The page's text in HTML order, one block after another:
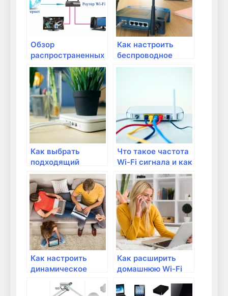
Обзор
распространенных
моделей роутеров
Как настроить
беспроводное
соединение Wi-Fi в
Как выбрать
подходящий
маршрутизатор
для домашней
сети?
Что такое частота
Wi-Fi сигнала и как
ее настроить
Как настроить
динамическое
роутере?
Как расширить
домашнюю Wi-Fi
репитера?